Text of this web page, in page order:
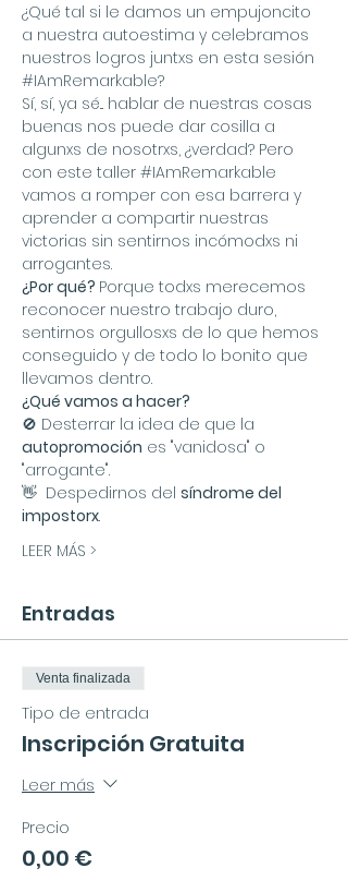
¿Qué tal si le damos un empujoncito
a nuestra autoestima y celebramos
nuestros logros juntxs en esta sesión
#IAmRemarkable?
Sí, sí, ya sé... hablar de nuestras cosas
buenas nos puede dar cosilla a
algunxs de nosotrxs, ¿verdad? Pero
con este taller #IAmRemarkable
vamos a romper con esa barrera y
aprender a compartir nuestras
victorias sin sentirnos incómodxs ni
arrogantes.
¿Por qué? Porque todxs merecemos
reconocer nuestro trabajo duro,
sentirnos orgullosxs de lo que hemos
conseguido y de todo lo bonito que
llevamos dentro.
¿Qué vamos a hacer?
🚫 Desterrar la idea de que la
autopromoción es "vanidosa" o
"arrogante".
👋  Despedirnos del síndrome del
impostorx.
LEER MÁS >
Entradas
Venta finalizada
Tipo de entrada
Inscripción Gratuita
Leer más
Precio
0,00 €